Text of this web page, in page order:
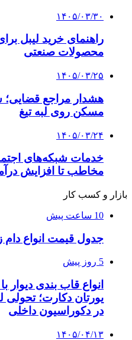
۱۴۰۵/۰۳/۳۰
راهنمای خرید لیبل
محصولات صنعتی
۱۴۰۵/۰۳/۲۵
هشدار مراجع قضایی؛
مسکن روی لبه تیغ
۱۴۰۵/۰۳/۲۴
مخاطب تا افزایش
بازار و کسب کار
10 ساعت پیش
جدول قیمت انواع دام
5 روز پیش
انواع قاب بندی
یورتان دکارت؛
در دکوراسیون داخلی
۱۴۰۵/۰۴/۱۳